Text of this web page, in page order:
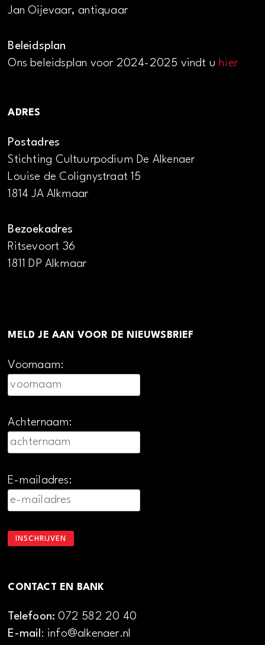
Jan Oijevaar, antiquaar
Beleidsplan
Ons beleidsplan voor 2024-2025 vindt uhier
ADRES
Postadres
Stichting Cultuurpodium De Alkenaer
Louise de Colignystraat 15
1814 JA Alkmaar
Bezoekadres
Ritsevoort 36
1811 DP Alkmaar
MELD JE AAN VOOR DE NIEUWSBRIEF
Voornaam:
Achternaam:
E-mailadres:
CONTACT EN BANK
Telefoon:072 582 20 40
E-mail: info@alkenaer.nl